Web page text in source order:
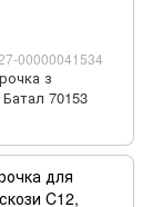
00000041534
з
70153